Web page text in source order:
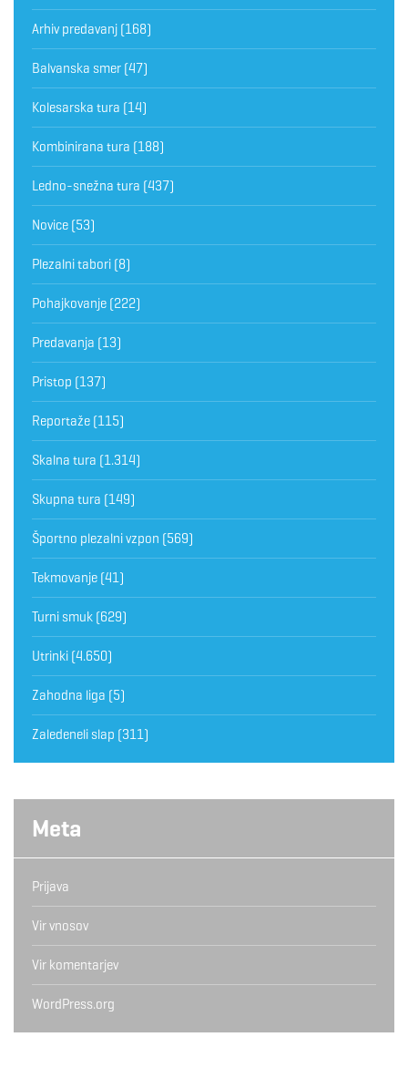
Arhiv predavanj (168)
Balvanska smer (47)
Kolesarska tura (14)
Kombinirana tura (188)
Ledno-snežna tura (437)
Novice (53)
Plezalni tabori (8)
Pohajkovanje (222)
Predavanja (13)
Pristop (137)
Reportaže (115)
Skalna tura (1.314)
Skupna tura (149)
Športno plezalni vzpon (569)
Tekmovanje (41)
Turni smuk (629)
Utrinki (4.650)
Zahodna liga (5)
Zaledeneli slap (311)
Meta
Prijava
Vir vnosov
Vir komentarjev
WordPress.org